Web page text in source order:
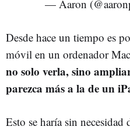
— Aaron
Desde hace un tiempo es
móvil en un ordenador
no solo verla, sino
parezca más a la de un
Esto se haría sin